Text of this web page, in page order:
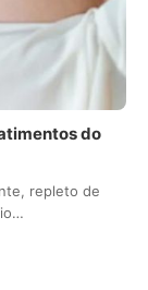
do
repleto de